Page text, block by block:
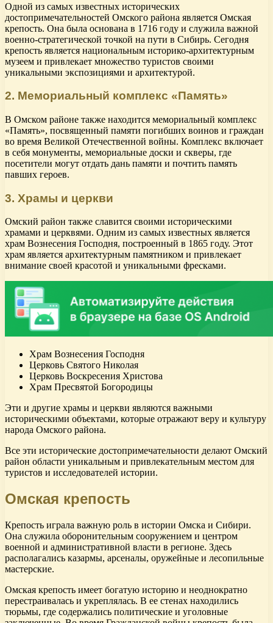
Одной из самых известных исторических
достопримечательностей Омского района является Омская
крепость. Она была основана в 1716 году и служила важной
военно-стратегической точкой на пути в Сибирь. Сегодня
крепость является национальным историко-архитектурным
музеем и привлекает множество туристов своими
уникальными экспозициями и архитектурой.
2. Мемориальный комплекс «Память»
В Омском районе также находится мемориальный комплекс
«Память», посвященный памяти погибших воинов и граждан
во время Великой Отечественной войны. Комплекс включает
в себя монументы, мемориальные доски и скверы, где
посетители могут отдать дань памяти и почтить память
павших героев.
3. Храмы и церкви
Омский район также славится своими историческими
храмами и церквями. Одним из самых известных является
храм Вознесения Господня, построенный в 1865 году. Этот
храм является архитектурным памятником и привлекает
внимание своей красотой и уникальными фресками.
Храм Вознесения Господня
Церковь Святого Николая
Церковь Воскресения Христова
Храм Пресвятой Богородицы
Эти и другие храмы и церкви являются важными
историческими объектами, которые отражают веру и культуру
народа Омского района.
Все эти исторические достопримечательности делают Омский
район области уникальным и привлекательным местом для
туристов и исследователей истории.
Омская крепость
Крепость играла важную роль в истории Омска и Сибири.
Она служила оборонительным сооружением и центром
военной и административной власти в регионе. Здесь
располагались казармы, арсеналы, оружейные и лесопильные
мастерские.
Омская крепость имеет богатую историю и неоднократно
перестраивалась и укреплялась. В ее стенах находились
тюрьмы, где содержались политические и уголовные